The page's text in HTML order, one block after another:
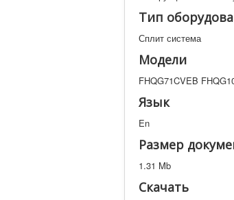
Тип
Сплит система
Модели
FHQG71CVEB
Язык
En
Размер
1.31 Mb
Скачать